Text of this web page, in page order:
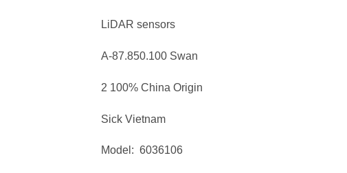
LiDAR sensors
A-87.850.100 Swan
2 100% China Origin
Sick Vietnam
Model: 6036106